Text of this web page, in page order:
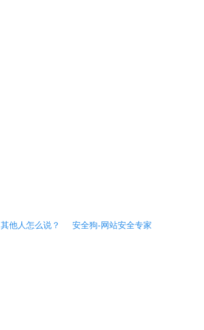
其他人怎么说？ 安全狗-网站安全专家